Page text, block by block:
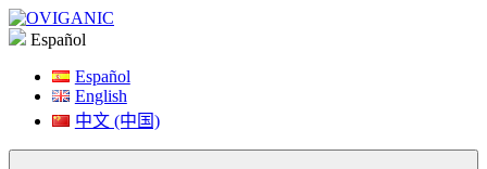
Saltar
a
Español
Español
English
中文 (中国)